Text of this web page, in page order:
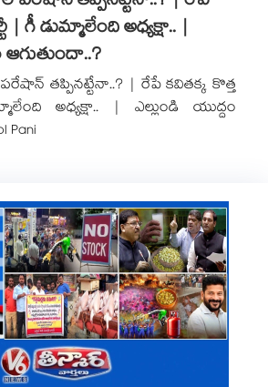
| గీ డుమ్మాలేంది అధ్యక్షా.. |
ఆగుతుందా..?
తప్పినట్టేనా..? | రేపే కవితక్క కొత్త
అధ్యక్షా.. | ఎల్లుండి యుద్దం
Pani